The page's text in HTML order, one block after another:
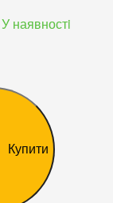
У наявностi
Купити